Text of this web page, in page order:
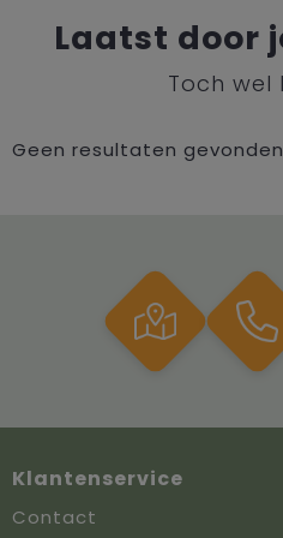
Laatst door
Toch wel
Geen resultaten
Klantenservice
Contact